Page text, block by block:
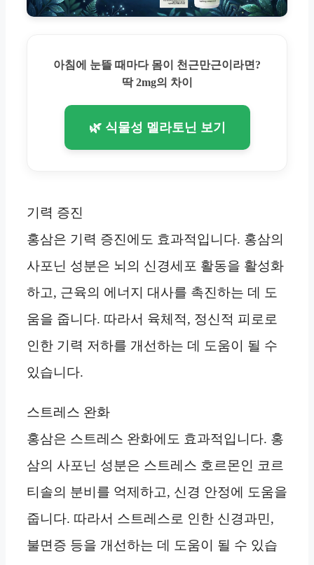
아침에 눈뜰 때마다 몸이 천근만근이라면?
딱 2mg의 차이
🌿 식물성 멜라토닌 보기
기력 증진
홍삼은 기력 증진에도 효과적입니다. 홍삼의
사포닌 성분은 뇌의 신경세포 활동을 활성화
하고, 근육의 에너지 대사를 촉진하는 데 도
움을 줍니다. 따라서 육체적, 정신적 피로로
인한 기력 저하를 개선하는 데 도움이 될 수
있습니다.
스트레스 완화
홍삼은 스트레스 완화에도 효과적입니다. 홍
삼의 사포닌 성분은 스트레스 호르몬인 코르
티솔의 분비를 억제하고, 신경 안정에 도움을
줍니다. 따라서 스트레스로 인한 신경과민,
불면증 등을 개선하는 데 도움이 될 수 있습